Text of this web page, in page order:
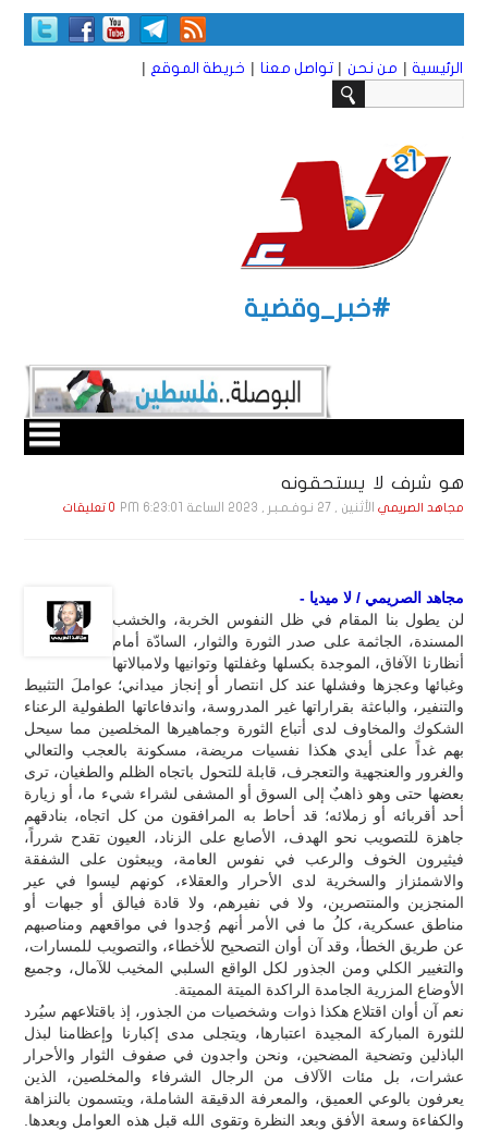
الرئيسية | من نحن | تواصل معنا | خريطة الموقع |
#خبر_وقضية
هو شرف لا يستحقونه
مجاهد الصريمي الأثنين , 27 نـوفـمـبـر , 2023 الساعة 6:23:01 PM 0 تعليقات
مجاهد الصريمي / لا ميديا -
لن يطول بنا المقام في ظل النفوس الخربة، والخشب
المسندة، الجاثمة على صدر الثورة والثوار، السادّة أمام
أنظارنا الآفاق، الموجدة بكسلها وغفلتها وتوانيها ولامبالاتها
وغبائها وعجزها وفشلها عند كل انتصار أو إنجاز ميداني؛ عواملَ التثبيط
والتنفير، والباعثة بقراراتها غير المدروسة، واندفاعاتها الطفولية الرعناء
الشكوك والمخاوف لدى أتباع الثورة وجماهيرها المخلصين مما سيحل
بهم غداً على أيدي هكذا نفسيات مريضة، مسكونة بالعجب والتعالي
والغرور والعنجهية والتعجرف، قابلة للتحول باتجاه الظلم والطغيان، ترى
بعضها حتى وهو ذاهبٌ إلى السوق أو المشفى لشراء شيء ما، أو زيارة
أحد أقربائه أو زملائه؛ قد أحاط به المرافقون من كل اتجاه، بنادقهم
جاهزة للتصويب نحو الهدف، الأصابع على الزناد، العيون تقدح شرراً،
فيثيرون الخوف والرعب في نفوس العامة، ويبعثون على الشفقة
والاشمئزاز والسخرية لدى الأحرار والعقلاء، كونهم ليسوا في عير
المنجزين والمنتصرين، ولا في نفيرهم، ولا قادة فيالق أو جبهات أو
مناطق عسكرية، كلُ ما في الأمر أنهم وُجدوا في مواقعهم ومناصبهم
عن طريق الخطأ، وقد آن أوان التصحيح للأخطاء، والتصويب للمسارات،
والتغيير الكلي ومن الجذور لكل الواقع السلبي المخيب للآمال، وجميع
الأوضاع المزرية الجامدة الراكدة الميتة المميتة.
نعم آن أوان اقتلاع هكذا ذوات وشخصيات من الجذور، إذ باقتلاعهم سيُرد
للثورة المباركة المجيدة اعتبارها، ويتجلى مدى إكبارنا وإعظامنا لبذل
الباذلين وتضحية المضحين، ونحن واجدون في صفوف الثوار والأحرار
عشرات، بل مئات الآلاف من الرجال الشرفاء والمخلصين، الذين
يعرفون بالوعي العميق، والمعرفة الدقيقة الشاملة، ويتسمون بالنزاهة
والكفاءة وسعة الأفق وبعد النظرة وتقوى الله قبل هذه العوامل وبعدها.